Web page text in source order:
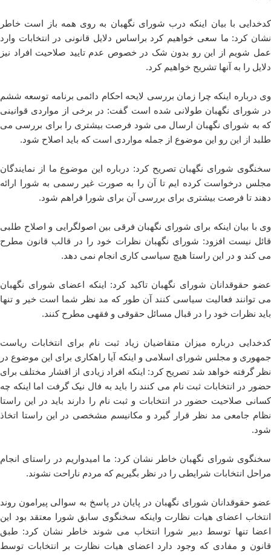
کدخدایی با بیان اینکه درب شورای نگهبان به روی همه باز است خاطر
نشان کرد: ما سعی خواهیم کرد براساس دلایل قانونی در انتخابات وارد
عمل شویم از این رو بدون شک در خصوص عدم تایید صلاحیت افراد نیز
دلایل را به آنها تشریح خواهیم کرد.
وی درباره اینکه چرا زمان بررسی لایحه احکام دائمی برنامه توسعه ششم
در شورای نگهبان طولانی شده است گفت: در برخی از مواردی قوانینی
که به شورای نگهبان ارسال می شود فرصت بیشتری را برای بررسی می
طلبد از این رو این موضوع از جمله مواردی است که باید اصلاح شود.
سخنگوی شورای نگهبان تصریح کرد: درباره این موضوع ما از نمایندگان
مجلس درخواست کرده ایم تا آن را به صورت غیر رسمی به شورا ارائه
دهند تا فرصت بیشتری برای بررسی آن برای شورا فراهم شود.
وی با بیان اینکه برای شورای نگهبان فرقی بین اصولگرایی و اصلاح طلبی
قائل نیست افزود: شورای نگهبان نظرات خود را در قالب قانون مطرح
می کند و در این راستا هیچ سیاسی کاری انجام نمی دهد.
عضو حقوقدانان شورای نگهبان تاکید کرد: اینکه اعضای شورای نگهبان
می توانند فعالیت سیاسی کنند آن طور که مد نظر شما است خیر و تنها
باید نظرات خود را در قبال مسائل حقوقی و فقهی مطرح کنند.
کدخدایی درباره میزان متقاضیان زیاد ثبت نام برای انتخابات ریاست
جمهوری و مجلس شورای اسلامی و اینکه آیا راهکاری برای این موضوع در
نظر گرفته خواهد شد تصریح کرد: اینکه افراد زیادی از اقشار مختلف برای
حضور در انتخابات ثبت نام می کنند را باید به فال نیک گرفت اما اینکه چه
کسانی صلاحیت حضور در انتخابات و ثبت نام را دارند باید در این راستا
نظام جامعی مد نظر قرار گیرد و مکانیسم مشخصی در این راستا اتخاذ
شود.
سخنگوی شورای نگهبان خاطر نشان کرد: ما امیدواریم در راستای انجام
مراحل انتخابات شرایطی را در نظر بگیریم که مردم ناراحت نشوند.
عضو حقوقدانان شورای نگهبان در پایان در پاسخ به سوالی پیرامون روند
انتخاب اعضای هیات نظارت واینکه سخنگوی سابق شورا معتقد بود این
اعضا تنها توسط دبیر شورا انتخاب می شوند خاطر نشان کرد: طبق
قانون و مفادی که وجود دارد اعضای هیات نظارت بر انتخابات توسط